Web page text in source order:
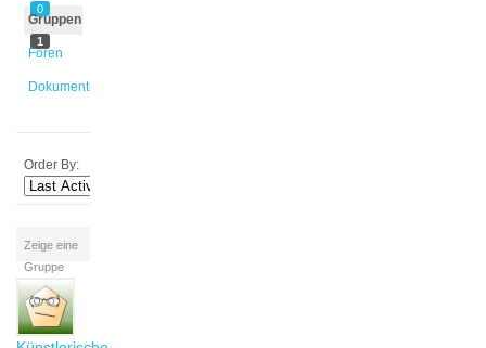
0
Gruppen
1
Foren
Dokumente
Order By:
Zeige eine
Gruppe